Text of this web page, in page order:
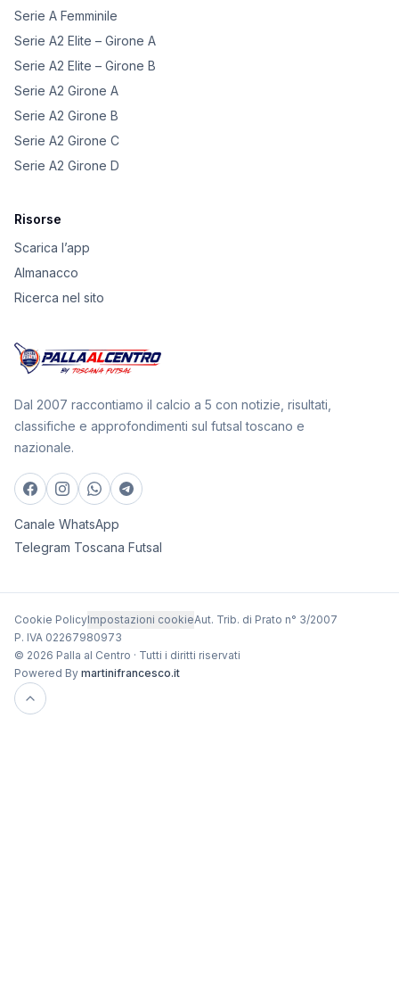
Serie A Femminile
Serie A2 Elite – Girone A
Serie A2 Elite – Girone B
Serie A2 Girone A
Serie A2 Girone B
Serie A2 Girone C
Serie A2 Girone D
Risorse
Scarica l’app
Almanacco
Ricerca nel sito
Dal 2007 raccontiamo il calcio a 5 con notizie, risultati,
classifiche e approfondimenti sul futsal toscano e
nazionale.
Canale WhatsApp
Telegram Toscana Futsal
Cookie PolicyImpostazioni cookieAut. Trib. di Prato n° 3/2007
P. IVA 02267980973
© 2026 Palla al Centro · Tutti i diritti riservati
Powered By martinifrancesco.it